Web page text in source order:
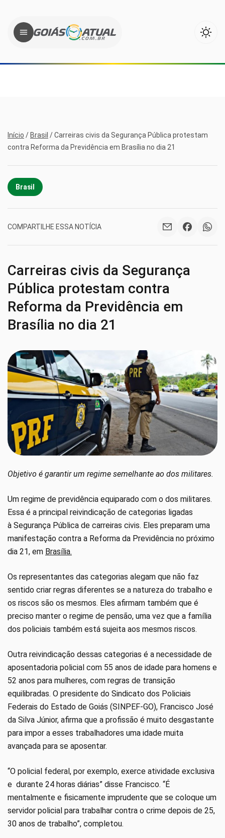
Início / Brasil /Carreiras civis da Segurança Pública protestam
contra Reforma da Previdência em Brasília no dia 21
Brasil
COMPARTILHE ESSA NOTÍCIA
Carreiras civis da Segurança
Pública protestam contra
Reforma da Previdência em
Brasília no dia 21
Objetivo é garantir um regime semelhante ao dos militares.
Um regime de previdência equiparado com o dos militares.
Essa é a principal reivindicação de categorias ligadas
à Segurança Pública de carreiras civis. Eles preparam uma
manifestação contra a Reforma da Previdência no próximo
dia 21, em Brasília.
Os representantes das categorias alegam que não faz
sentido criar regras diferentes se a natureza do trabalho e
os riscos são os mesmos. Eles afirmam também que é
preciso manter o regime de pensão, uma vez que a família
dos policiais também está sujeita aos mesmos riscos.
Outra reivindicação dessas categorias é a necessidade de
aposentadoria policial com 55 anos de idade para homens e
52 anos para mulheres, com regras de transição
equilibradas. O presidente do Sindicato dos Policiais
Federais do Estado de Goiás (SINPEF-GO), Francisco José
da Silva Júnior, afirma que a profissão é muito desgastante
para impor a esses trabalhadores uma idade muita
avançada para se aposentar.
“O policial federal, por exemplo, exerce atividade exclusiva
e durante 24 horas diárias” disse Francisco. “É
mentalmente e fisicamente imprudente que se coloque um
servidor policial para trabalhar contra o crime depois de 25,
30 anos de trabalho”, completou.